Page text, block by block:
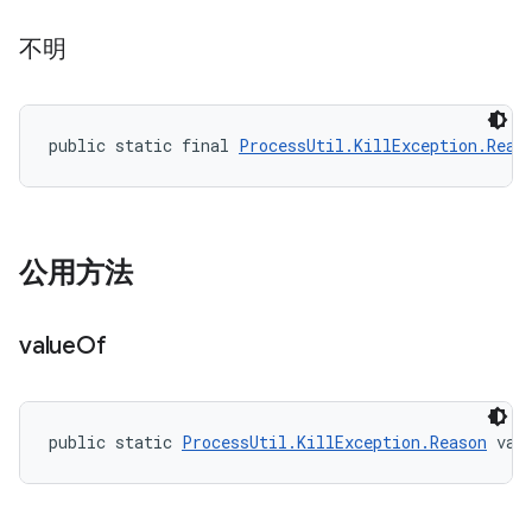
不明
public static final
公用方法
valueOf
public static ProcessUtil.KillException.Reason